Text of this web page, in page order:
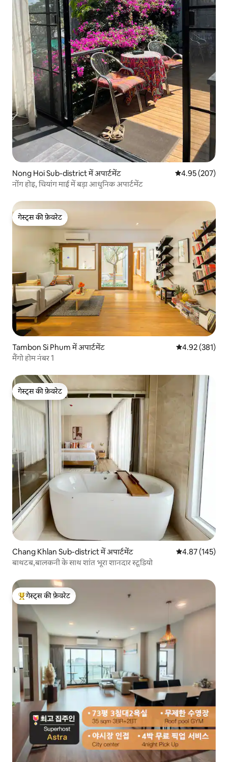
Nong Hoi Sub-district में अपार्टमेंट औसत रेटिंग 5 में से
4.95 (207)
नोंग होइ, चियांग माई में बड़ा आधुनिक अपार्टमेंट
गेस्ट्स की फ़ेवरेट
गेस्ट्स की फ़ेवरेट
Tambon Si Phum में अपार्टमेंट औसत रेटिंग 5 में से
4.92 (381)
मैंगो होम नंबर 1
गेस्ट्स की फ़ेवरेट
गेस्ट्स की फ़ेवरेट
Chang Khlan Sub-district में अपार्टमेंट औसत रेटिंग 5 में से
4.87 (145)
बाथटब,बालकनी के साथ शांत भूरा शानदार स्टूडियो
गेस्ट्स का टॉप फ़ेवरेट
गेस्ट्स की फ़ेवरेट